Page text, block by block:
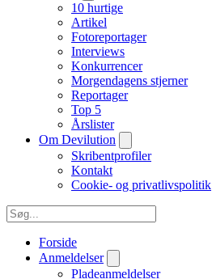
10 hurtige
Artikel
Fotoreportager
Interviews
Konkurrencer
Morgendagens stjerner
Reportager
Top 5
Årslister
Om Devilution
Skribentprofiler
Kontakt
Cookie- og privatlivspolitik
Forside
Anmeldelser
Pladeanmeldelser